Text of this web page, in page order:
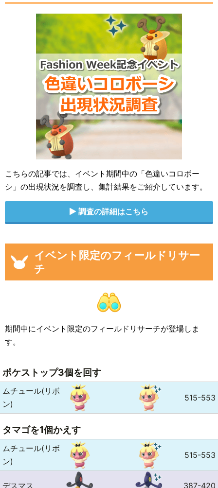
こちらの記事では、イベント期間中の「色違いコロボー
シ」の出現状況を調査し、集計結果をご紹介しています。
調査の詳細はこちら
イベント限定のフィールドリサー
チ
期間中にイベント限定のフィールドリサーチが登場しま
す。
ポケストップ3個を回す
ムチュール(リボ
ン)
515-553
タマゴを1個かえす
ムチュール(リボ
ン)
515-553
デスマス 387-420